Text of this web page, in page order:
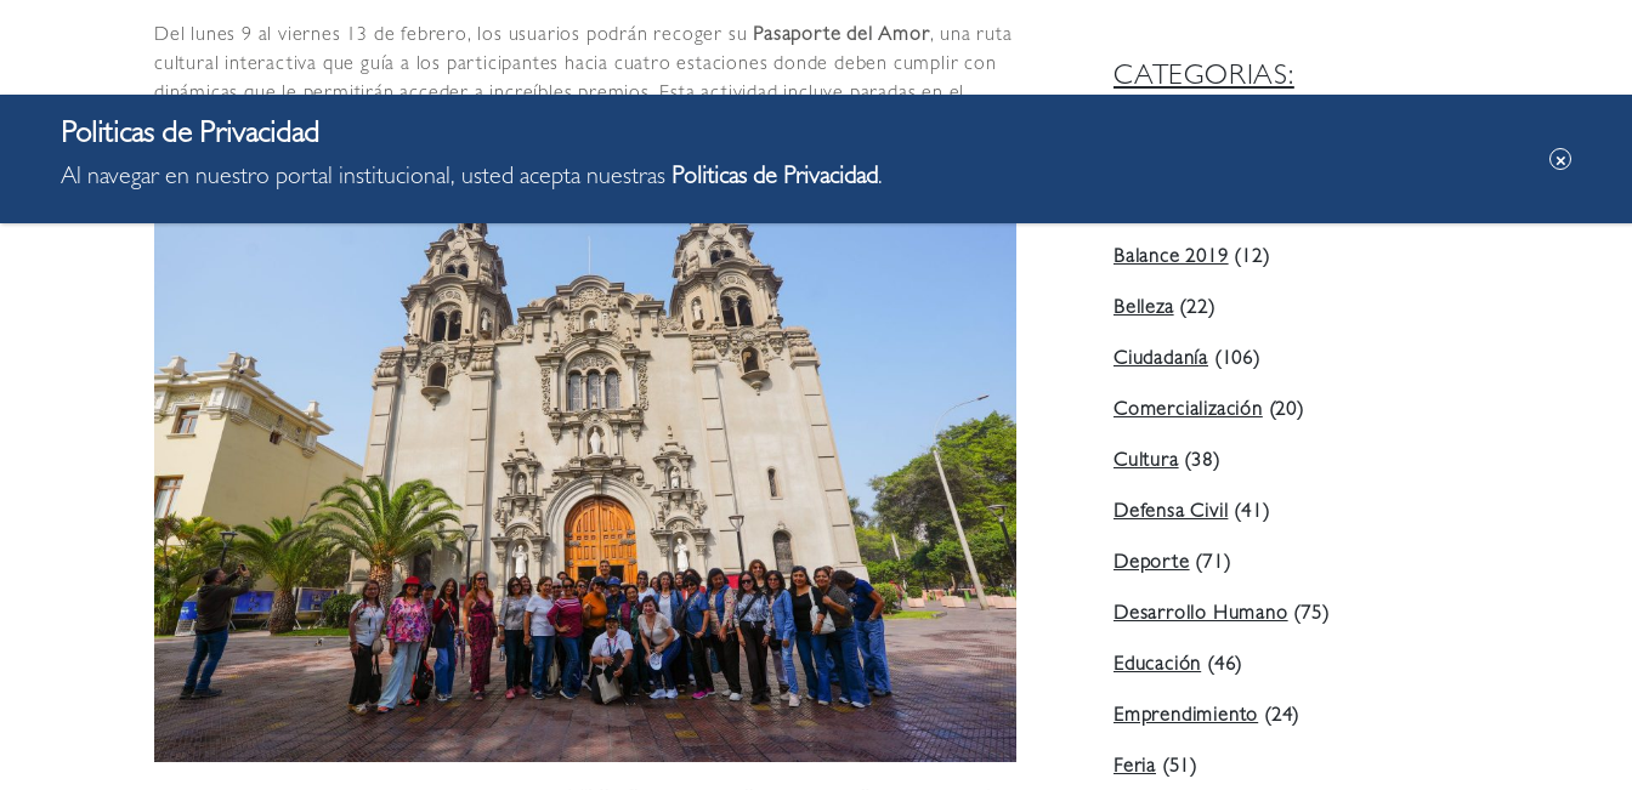
Del lunes 9 al viernes 13 de febrero, los usuarios podrán recoger su Pasaporte del Amor, una ruta
cultural interactiva que guía a los participantes hacia cuatro estaciones donde deben cumplir con
dinámicas que le permitirán acceder a increíbles premios. Esta actividad incluye paradas en el
Parque Central, malecones, centro cultural Ricardo Palma y la cafetería Urban Coffee, accediendo
CATEGORIAS:
Balance 2019(12)
Belleza(22)
Ciudadanía (106)
Comercialización(20)
Cultura(38)
Defensa Civil(41)
Deporte(71)
Desarrollo Humano(75)
Educación(46)
Emprendimiento(24)
Feria (51)
Al navegar en nuestro portal institucional, usted acepta nuestras Politicas de Privacidad.